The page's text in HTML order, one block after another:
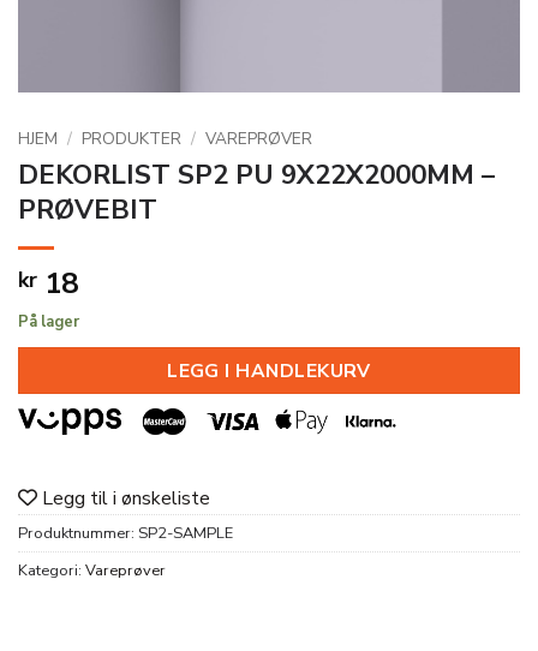
HJEM / PRODUKTER / VAREPRØVER
DEKORLIST SP2 PU 9X22X2000MM –
PRØVEBIT
kr 18
På lager
LEGG I HANDLEKURV
Legg til i ønskeliste
Produktnummer: SP2-SAMPLE
Kategori: Vareprøver